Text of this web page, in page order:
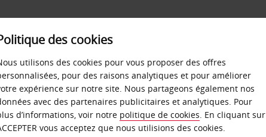
LIBRE-SERVICE
VOITURE
des cookies
utilisons des cookies pour vous proposer des offres
pour des raisons analytiques et pour améliorer
expérience sur notre site. Nous partageons également nos
avec des partenaires publicitaires et analytiques. Pour
d’informations, voir notre politique de cookies. En cliquant sur
vous acceptez que nous utilisions des cookies.